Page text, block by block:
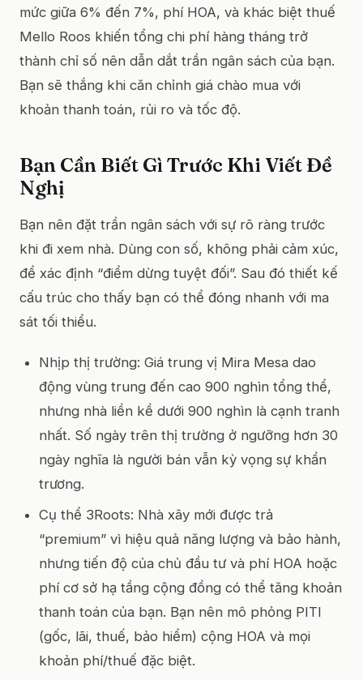
mức giữa 6% đến 7%, phí HOA, và khác biệt thuế
Mello Roos khiến tổng chi phí hàng tháng trở
thành chỉ số nên dẫn dắt trần ngân sách của bạn.
Bạn sẽ thắng khi căn chỉnh giá chào mua với
khoản thanh toán, rủi ro và tốc độ.
Bạn Cần Biết Gì Trước Khi Viết Đề
Nghị
Bạn nên đặt trần ngân sách với sự rõ ràng trước
khi đi xem nhà. Dùng con số, không phải cảm xúc,
để xác định “điểm dừng tuyệt đối”. Sau đó thiết kế
cấu trúc cho thấy bạn có thể đóng nhanh với ma
sát tối thiểu.
Nhịp thị trường: Giá trung vị Mira Mesa dao
động vùng trung đến cao 900 nghìn tổng thể,
nhưng nhà liền kề dưới 900 nghìn là cạnh tranh
nhất. Số ngày trên thị trường ở ngưỡng hơn 30
ngày nghĩa là người bán vẫn kỳ vọng sự khẩn
trương.
Cụ thể 3Roots: Nhà xây mới được trả
“premium” vì hiệu quả năng lượng và bảo hành,
nhưng tiến độ của chủ đầu tư và phí HOA hoặc
phí cơ sở hạ tầng cộng đồng có thể tăng khoản
thanh toán của bạn. Bạn nên mô phỏng PITI
(gốc, lãi, thuế, bảo hiểm) cộng HOA và mọi
khoản phí/thuế đặc biệt.